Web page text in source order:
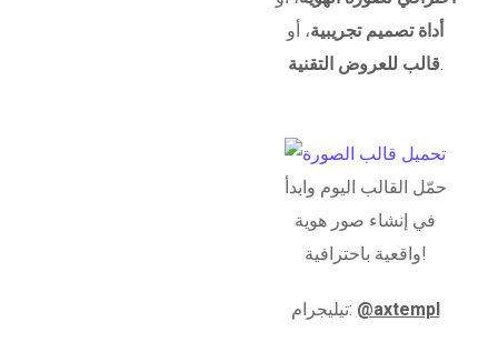
أداة تصميم تجريبية، أو
قالب للعروض التقنية.
حمّل القالب اليوم وابدأ
في إنشاء صور هوية
واقعية باحترافية!
تيليجرام: @axtempl